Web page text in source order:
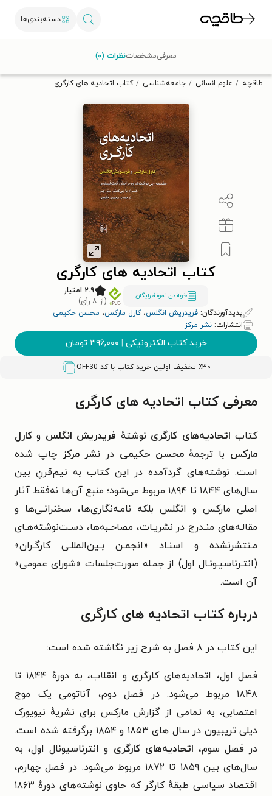
دسته‌بندی‌ها
تخفیف از طاقچه دریافت کن.
طاقچه علوم انسانی جامعه‌شناسی کتاب اتحادیه های کارگری
کتاب اتحادیه های کارگری
خواندن نمونۀ رایگان
۲.۹ امتیاز
(از ۸ رأی)
پدیدآورندگان: فریدریش انگلس،کارل مارکس، محسن حکیمی
انتشارات: نشر مرکز
خرید کتاب الکترونیکی | ۳۹۶,۰۰۰ تومان
٪۳۰ تخفیف اولین خرید کتاب با کد OFF30
معرفیمشخصاتنظرات (۰)
معرفی کتاب اتحادیه های کارگری
کتاب اتحادیه‌های کارگری نوشتهٔ فریدریش انگلس و کارل
مارکس با ترجمهٔمحسن حکیمی در نشر مرکز چاپ شده
است. نوشته‌های گردآمده در این کتاب به نیم‌قرنِ بین
سال‌های ۱۸۴۴ تا ۱۸۹۴ مربوط می‌شود؛ منبع آن‌ها نه‌فقط آثار
اصلی مارکس و انگلس بلکه نامـه‌نگاری‌ها، سخنرانـی‌ها و
مقالـه‌های منـدرج در نشریـات، مصاحـبه‌ها، دسـت‌نوشته‌هـای
مـنتشرنشده و اسنـاد «انجمـن بـین‌المللـی کارگـران»
(انتـرناسیـونـال اول) از جمـله صورت‌جلسات «شورای عمومی»
آن است.
درباره کتاب اتحادیه های کارگری
این کتاب در ۸ فصل به شرح زیر نگاشته شده است:
فصل اول، اتحادیه‌های کارگری و انقلاب، به دورهٔ ۱۸۴۴ تا
۱۸۴۸ مربوط می‌شود.
در فصل دوم، آناتومی یک موج
اعتصابی، به تمامی از گزارش مارکس برای نشریهٔ نیویورک
دیلی تریبیون در سال های ۱۸۵۳ و ۱۸۵۴ برگرفته شده است.
در فصل سوم، اتحادیه‌های کارگری و انترناسیونال اول، به
سال‌های بین ۱۸۵۹ تا ۱۸۷۲ مربوط می‌شود.
در فصل چهارم،
اقتصاد سیاسی طبقهٔ کارگر که حاوی نوشته‌های دورهٔ ۱۸۶۳